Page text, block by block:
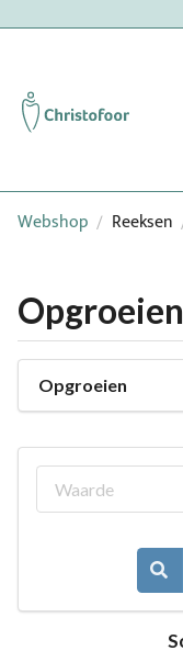
Webshop / Reeksen
Opgroeien
Opgroeien